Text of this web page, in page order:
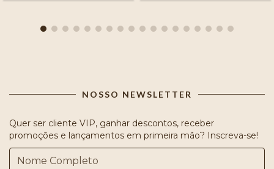
NOSSO NEWSLETTER
Quer ser cliente VIP, ganhar descontos, receber
promoções e lançamentos em primeira mão? Inscreva-se!